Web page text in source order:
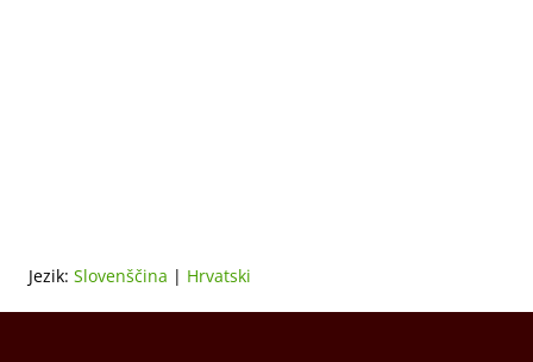
Jezik: Slovenščina | Hrvatski